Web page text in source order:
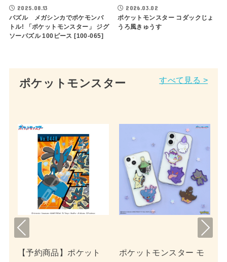
2025.08.13
パズル メガシンカでポケモンバ
トル! 「ポケットモンスター」 ジグ
ソーパズル 100ピース [100-065]
2026.03.02
ポケットモンスター コダックじょ
うろ風きゅうす
ポケットモンスター すべて見る >
【予約商品】ポケット
ポケットモンスター モ
Pre
s
Nex